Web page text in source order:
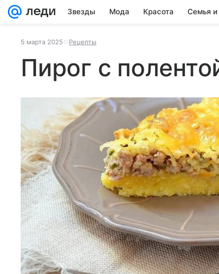
Звезды Мода Красота Семья и
5 марта 2025 Рецепты
Пирог с